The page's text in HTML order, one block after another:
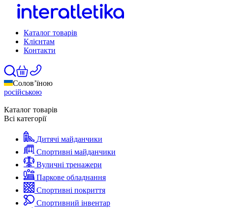
Каталог товарів
Клієнтам
Контакти
Солов’їною
російською
Каталог товарів
Всі категорії
Дитячі майданчики
Спортивні майданчики
Вуличні тренажери
Паркове обладнання
Спортивні покриття
Спортивний інвентар